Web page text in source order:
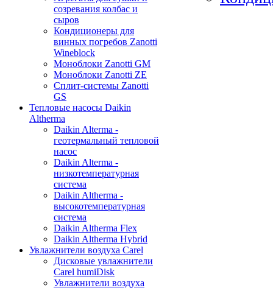
созревания колбас и
сыров
Кондиционеры для
винных погребов Zanotti
Wineblock
Моноблоки Zanotti GM
Моноблоки Zanotti ZE
Сплит-системы Zanotti
GS
Тепловые насосы Daikin
Altherma
Daikin Alterma -
геотермальный тепловой
насос
Daikin Alterma -
низкотемпературная
система
Daikin Altherma -
высокотемпературная
система
Daikin Altherma Flex
Daikin Altherma Hybrid
Увлажнители воздуха Carel
Дисковые увлажнители
Carel humiDisk
Увлажнители воздуха